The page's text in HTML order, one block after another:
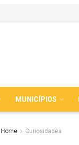
MUNICÍPIOS
Home Curiosidades